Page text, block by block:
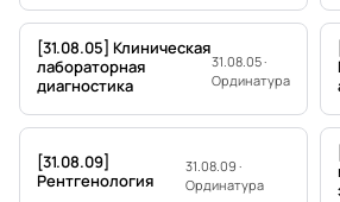
[31.08.05] Клиническая
лабораторная
диагностика
31.08.05 ·
Ординатура
[31.08.09]
Рентгенология
31.08.09 ·
Ординатура